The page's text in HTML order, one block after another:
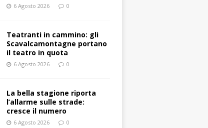
6 Agosto 2026 0
Teatranti in cammino: gli
Scavalcamontagne portano
il teatro in quota
6 Agosto 2026 0
La bella stagione riporta
l’allarme sulle strade:
cresce il numero
6 Agosto 2026 0